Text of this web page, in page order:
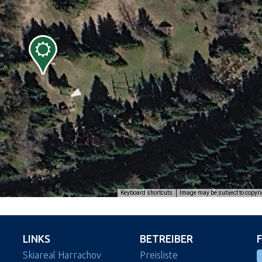
Keyboard shortcuts Image may be subject to
LINKS
Skiareal Harrachov
BETREIBER
Preisliste